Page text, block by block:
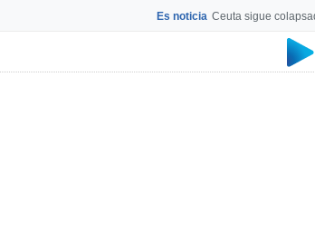
Es noticia Ceuta sigue